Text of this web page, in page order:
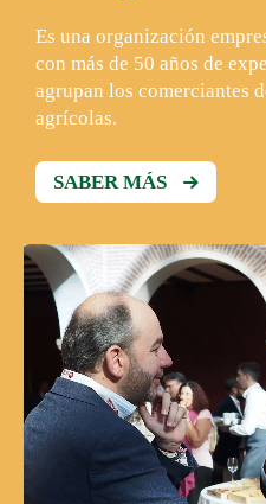
Es una organización
con más de 50 años de
agrupan los comerciantes
agrícolas.
SABER MÁS